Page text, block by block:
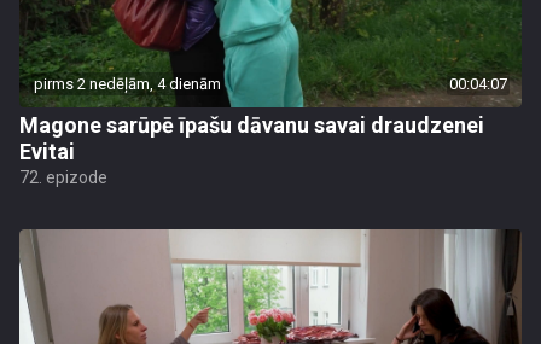
pirms 2 nedēļām, 4 dienām 00:04:07
Magone sarūpē īpašu dāvanu savai draudzenei
Evitai
72. epizode